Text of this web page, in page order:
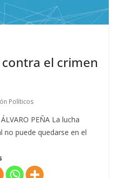
el crimen
Políticos
PEÑA La lucha
puede quedarse en el